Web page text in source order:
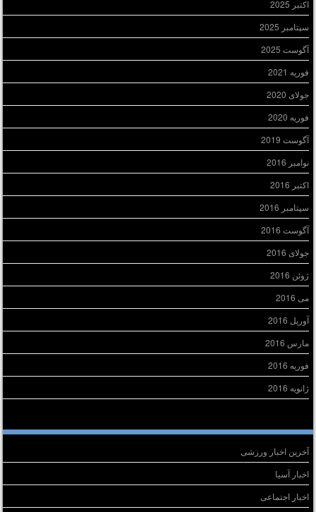
اکتبر 2025
سپتامبر 2025
آگوست 2025
فوریه 2021
جولای 2020
فوریه 2020
آگوست 2019
نوامبر 2016
اکتبر 2016
سپتامبر 2016
آگوست 2016
جولای 2016
ژوئن 2016
می 2016
آوریل 2016
مارس 2016
فوریه 2016
ژانویه 2016
آخرین اخبار ورزشی
اخبار آسیا
اخبار اجتماعی